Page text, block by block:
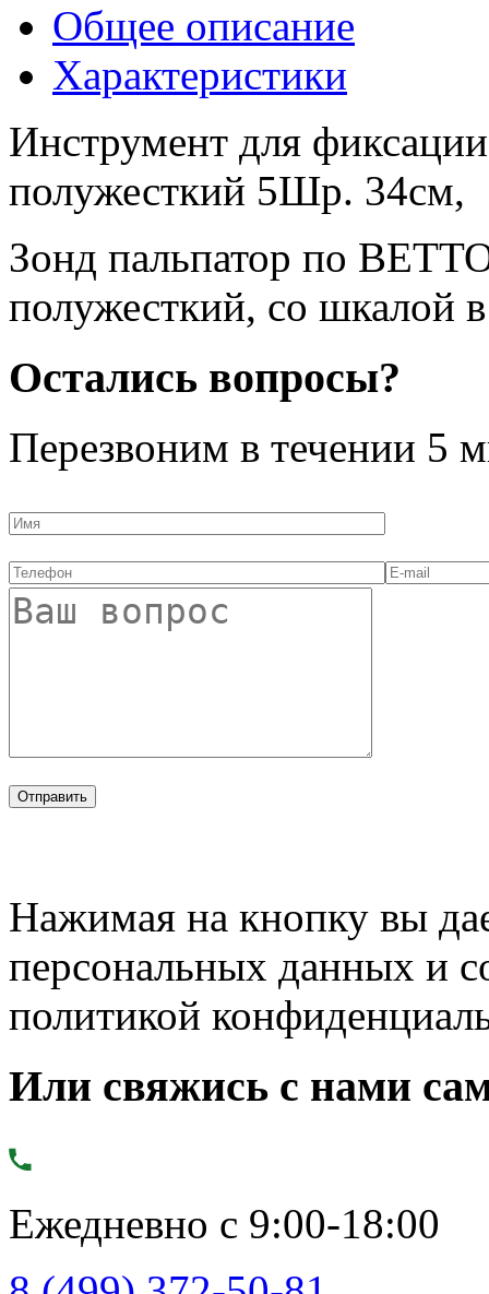
Общее описание
Характеристики
Инструмент для
полужесткий 5Шр. 34см,
Зонд пальпатор по
полужесткий, со
Остались вопросы?
Перезвоним в течении 5
Нажимая на кнопку вы
персональных данных и
политикой
Или свяжись с нами
Ежедневно с 9:00-18:00